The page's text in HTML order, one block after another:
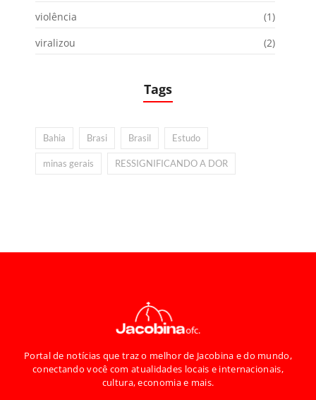
violência
(1)
viralizou
(2)
Tags
Bahia Brasi Brasil Estudo
minas gerais RESSIGNIFICANDO A DOR
Portal de notícias que traz o melhor de Jacobina e do mundo,
conectando você com atualidades locais e internacionais,
cultura, economia e mais.